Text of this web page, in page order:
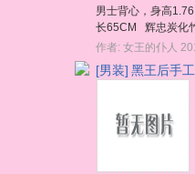
男士背心，身高
长65CM 辉忠炭化
作者: 女王的仆人
[男装] 黑王后手